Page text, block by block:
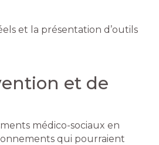
et la présentation d’outils
et de
médico-sociaux en
qui pourraient